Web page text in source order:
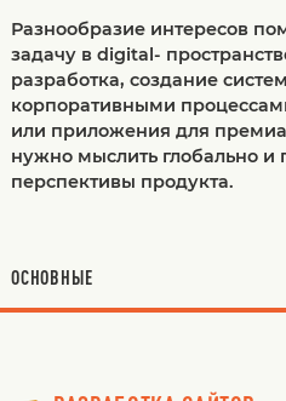
Разнообразие интересов
задачу в digital-
разработка, создание
корпоративными
или приложения для
нужно мыслить глобально и
перспективы продукта.
ОСНОВНЫЕ